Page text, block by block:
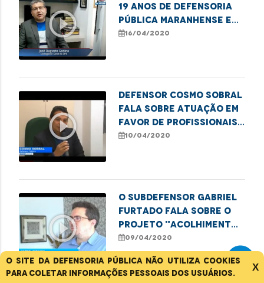
O site da Defensoria Pública não utiliza cookies
para coletar informações pessoais dos usuários.
X
play_circle_outline
19 anos de Defensoria
Pública maranhense e
fala sobre serviços
16/04/2020
play_circle_outline
Defensor Cosmo Sobral
fala sobre atuação em
favor de profissionais
de saúde em tempos de
10/04/2020
play_circle_outline
O subdefensor Gabriel
Furtado fala sobre o
projeto "Acolhimento
Psicológico" da
instituição
09/04/2020